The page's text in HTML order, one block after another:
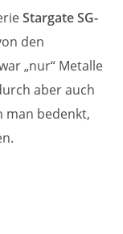
Stargate SG-
den
„nur“ Metalle
aber auch
man bedenkt,